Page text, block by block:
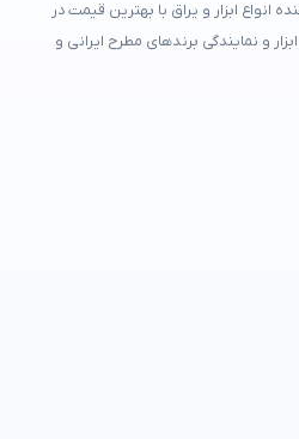
انواع ابزار و یراق با بهترین قیمت در
و نمایندگی برندهای مطرح ایرانی و